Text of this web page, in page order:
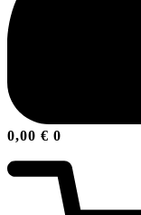
0,00 € 0